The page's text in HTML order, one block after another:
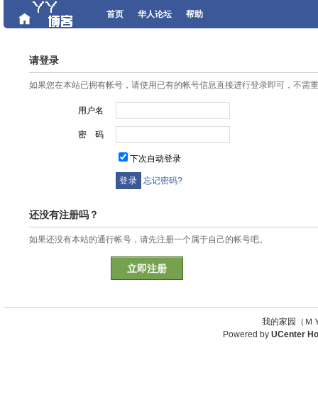
首页 华人论坛 帮助
请登录
如果您在本站已拥有帐号，请使用已有的帐号信息直接进行登录即可，不需
用户名
密 码
下次自动登录
忘记密码?
还没有注册吗？
如果还没有本站的通行帐号，请先注册一个属于自己的帐号吧。
立即注册
我的家园（
Powered by UCenter